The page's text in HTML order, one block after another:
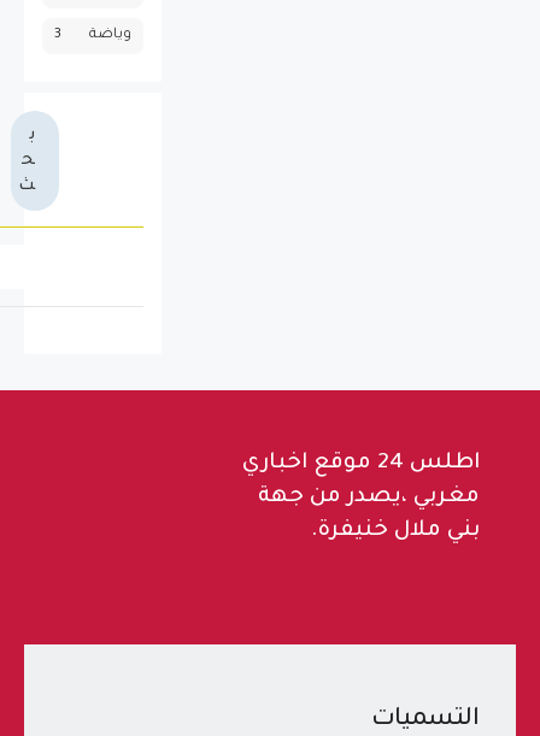
وياضة 3
ب
ح
ث
اطلس 24 موقع اخباري
مغربي ،يصدر من جهة
بني ملال خنيفرة.
التسميات